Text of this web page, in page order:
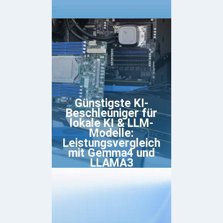
Günstigste KI-
Beschleuniger für
lokale KI & LLM-
Modelle:
Leistungsvergleich
mit Gemma4 und
LLAMA3